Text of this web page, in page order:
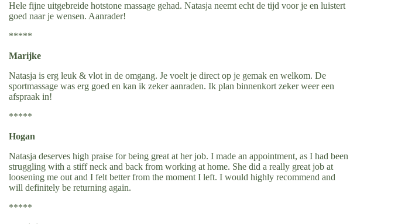
Hele fijne uitgebreide hotstone massage gehad. Natasja neemt echt de tijd voor je en luistert
goed naar je wensen. Aanrader!
*****
Marijke
Natasja is erg leuk & vlot in de omgang. Je voelt je direct op je gemak en welkom. De
sportmassage was erg goed en kan ik zeker aanraden. Ik plan binnenkort zeker weer een
afspraak in!
*****
Hogan
Natasja deserves high praise for being great at her job. I made an appointment, as I had been
struggling with a stiff neck and back from working at home. She did a really great job at
loosening me out and I felt better from the moment I left. I would highly recommend and
will definitely be returning again.
*****